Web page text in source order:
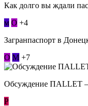
Как долго вы ждали
м О +4
Загранпаспорт в
О М +7
Обсуждение ПАLLЕТ —
Р